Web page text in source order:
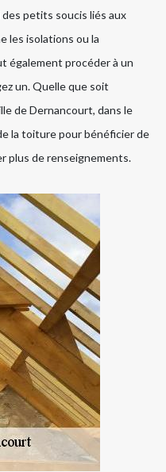
des petits soucis liés aux
les isolations ou la
également procéder à un
un. Quelle que soit
de Dernancourt, dans le
la toiture pour bénéficier de
plus de renseignements.